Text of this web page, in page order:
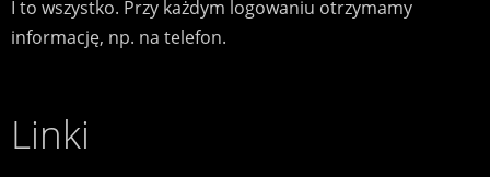
I to wszystko. Przy każdym logowaniu otrzymamy
informację, np. na telefon.
Linki